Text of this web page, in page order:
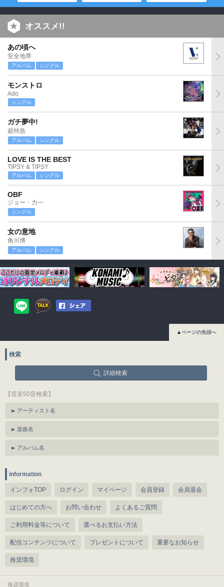
オススメ!!
あの頃へ
安全地帯
アルバム シングル
モンストロ
Ado
シングル
ガチ夢中!
超特急
アルバム シングル
LOVE IS THE BEST
TIPSY & TIPSY
アルバム シングル
OBF
ジョー・力一
シングル
女の意地
角川博
アルバム シングル
▲ページの先頭へ
検索
詳細検索
【音楽50音検索】
アーティスト名
楽曲名
アルバム名
information
インフォTOP ログイン マイページ 会員登録 会員退会
はじめての方へ お問い合わせ よくあるご質問
ご利用料金等について 選べるお支払い方法
配信コンテンツについて プレゼントについて 重要なお知らせ
推奨環境
推奨環境